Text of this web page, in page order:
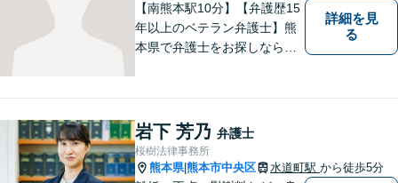
【南熊本駅10分】【弁護歴15
年以上のベテラン弁護士】熊
本県で弁護士をお探しなら、
ています。皆様にとって一番
のパートナーとなれるよう、
精一杯取り組ませていただき
詳細を見
る
岩下 芳乃 弁護士
桜樹法律事務所
熊本県|熊本市中央区 水道町駅 から徒歩5分